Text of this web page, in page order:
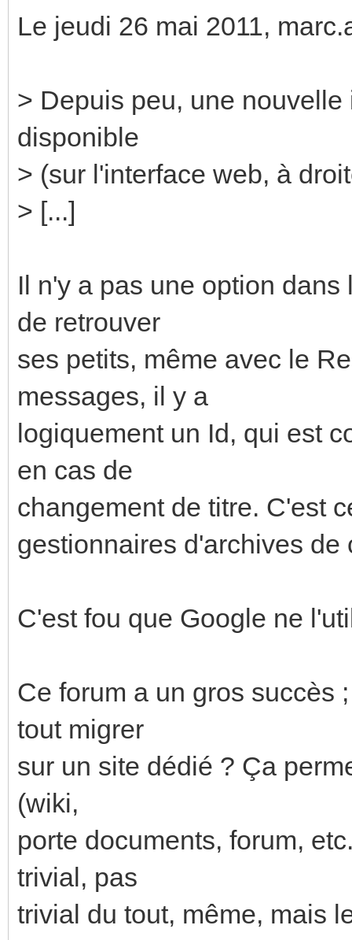
Le jeudi 26 mai 2011,
> Depuis peu, une
disponible
> (sur l'interface web, à
> [...]
Il n'y a pas une option
de retrouver
ses petits, même avec le
messages, il y a
logiquement un Id, qui est
en cas de
changement de titre. C'est
gestionnaires d'archives de
C'est fou que Google ne
Ce forum a un gros succès
tout migrer
sur un site dédié ? Ça
(wiki,
porte documents, forum,
trivial, pas
trivial du tout, même, mais